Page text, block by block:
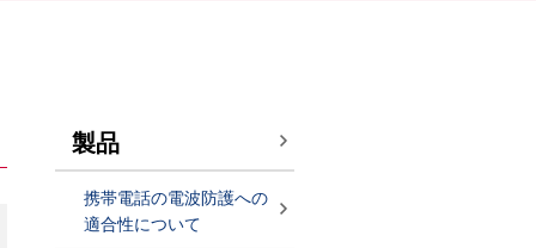
製品
携帯電話の電波防護への
適合性について